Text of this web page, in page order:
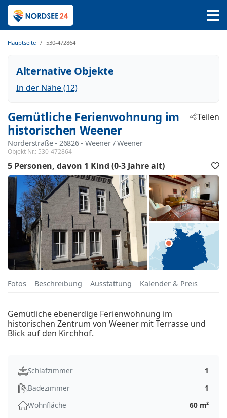
Hauptseite 530-472864
Alternative Objekte
In der Nähe (12)
Gemütliche Ferienwohnung im
historischen Weener
Norderstraße - 26826 - Weener / Weener
Objekt Nr.: 530-472864
Teilen
5 Personen davon 1 Kind (0-3 Jahre alt)
Fotos Beschreibung Ausstattung Kalender & Preis
Gemütliche ebenerdige Ferienwohnung im
historischen Zentrum von Weener mit Terrasse und
Blick auf den Kirchhof.
Schlafzimmer
1
Badezimmer
1
Wohnfläche
60 m²